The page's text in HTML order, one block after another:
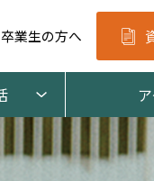
卒業生の方へ